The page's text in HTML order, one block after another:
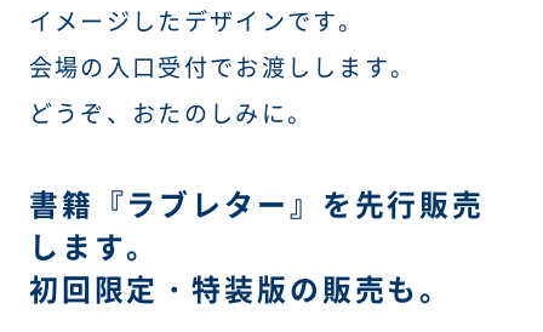
イメージしたデザインです。
会場の入口受付でお渡しします。
どうぞ、おたのしみに。
書籍『ラブレター』を先行販売
します。
初回限定・特装版の販売も。